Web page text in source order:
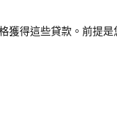
獲得這些貸款。前提是